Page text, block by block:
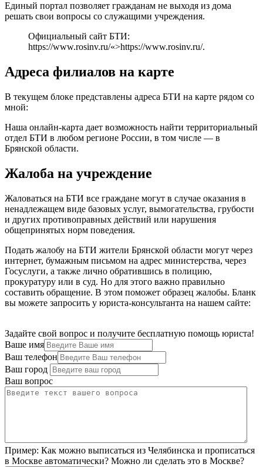
Единый портал позволяет гражданам не выходя из дома
решать свои вопросы со служащими учреждения.
Официальный сайт БТИ:
https://www.rosinv.ru/«>https://www.rosinv.ru/.
Адреса филиалов на карте
В текущем блоке представлены адреса БТИ на карте рядом со
мной:
Наша онлайн-карта дает возможность найти территориальный
отдел БТИ в любом регионе России, в том числе — в
Брянской области.
Жалоба на учреждение
Жаловаться на БТИ все граждане могут в случае оказания в
ненадлежащем виде базовых услуг, вымогательства, грубости
и других противоправных действий или нарушения
общепринятых норм поведения.
Подать жалобу на БТИ жители Брянской области могут через
интернет, бумажным письмом на адрес министерства, через
Госуслуги, а также лично обратившись в полицию,
прокуратуру или в суд. Но для этого важно правильно
составить обращение. В этом поможет образец жалобы. Бланк
вы можете запросить у юриста-консультанта на нашем сайте:
Задайте свой вопрос и получите бесплатную помощь юриста!
Ваше имя
Ваш телефон
Ваш город
Ваш вопрос
Пример: Как можно выписаться из Челябинска и прописаться
в Москве автоматически? Можно ли сделать это в Москве?